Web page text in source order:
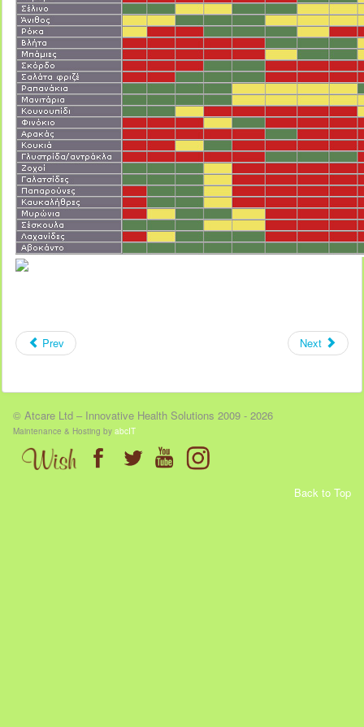
Prev Next
© Atcare Ltd – Innovative Health Solutions 2009 - 2026
Maintenance & Hosting by abcIT
Back to Top